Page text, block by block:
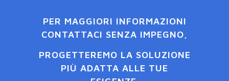
PER MAGGIORI INFORMAZIONI
CONTATTACI SENZA IMPEGNO,
PROGETTEREMO LA SOLUZIONE
PIÙ ADATTA ALLE TUE